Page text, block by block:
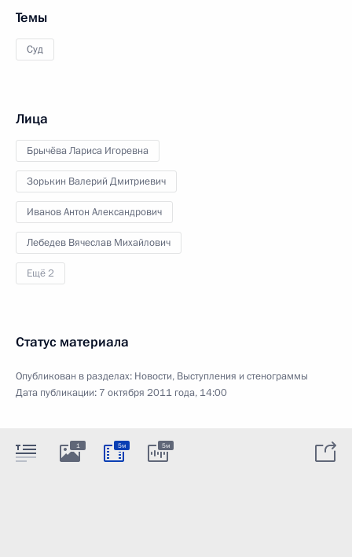
Темы
Суд
Лица
Брычёва Лариса Игоревна
Зорькин Валерий Дмитриевич
Иванов Антон Александрович
Лебедев Вячеслав Михайлович
Ещё 2
Статус материала
Опубликован в разделах: Новости, Выступления и стенограммы
Дата публикации: 7 октября 2011 года, 14:00
1 5м 5м